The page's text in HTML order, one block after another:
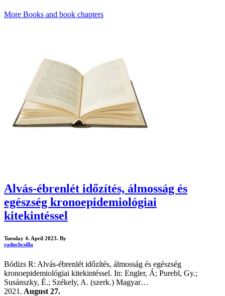
More Books and book chapters
Alvás-ébrenlét időzítés, álmosság és
egészség kronoepidemiológiai
kitekintéssel
Tuesday 4. April 2023. By
raduchcsilla
Bódizs R: Alvás-ébrenlét időzítés, álmosság és egészség
kronoepidemiológiai kitekintéssel. In: Engler, Á; Purebl, Gy.;
Susánszky, É.; Székely, A. (szerk.) Magyar…
2021. August 27.